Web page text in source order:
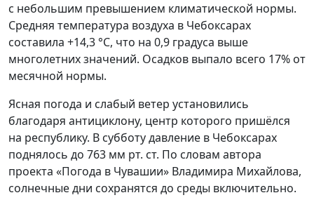
с небольшим превышением климатической нормы.
Средняя температура воздуха в Чебоксарах
составила +14,3 °C, что на 0,9 градуса выше
многолетних значений. Осадков выпало всего 17% от
месячной нормы.
Ясная погода и слабый ветер установились
благодаря антициклону, центр которого пришёлся
на республику. В субботу давление в Чебоксарах
поднялось до 763 мм рт. ст. По словам автора
проекта «Погода в Чувашии» Владимира Михайлова,
солнечные дни сохранятся до среды включительно.